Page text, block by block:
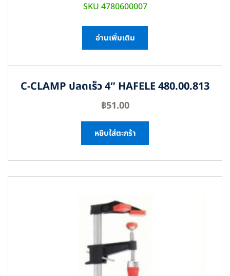
SKU 4780600007
อ่านเพิ่มเติม
C-CLAMP ปลดเร็ว 4″ HAFELE 480.00.813
฿51.00
หยิบใส่ตะกร้า